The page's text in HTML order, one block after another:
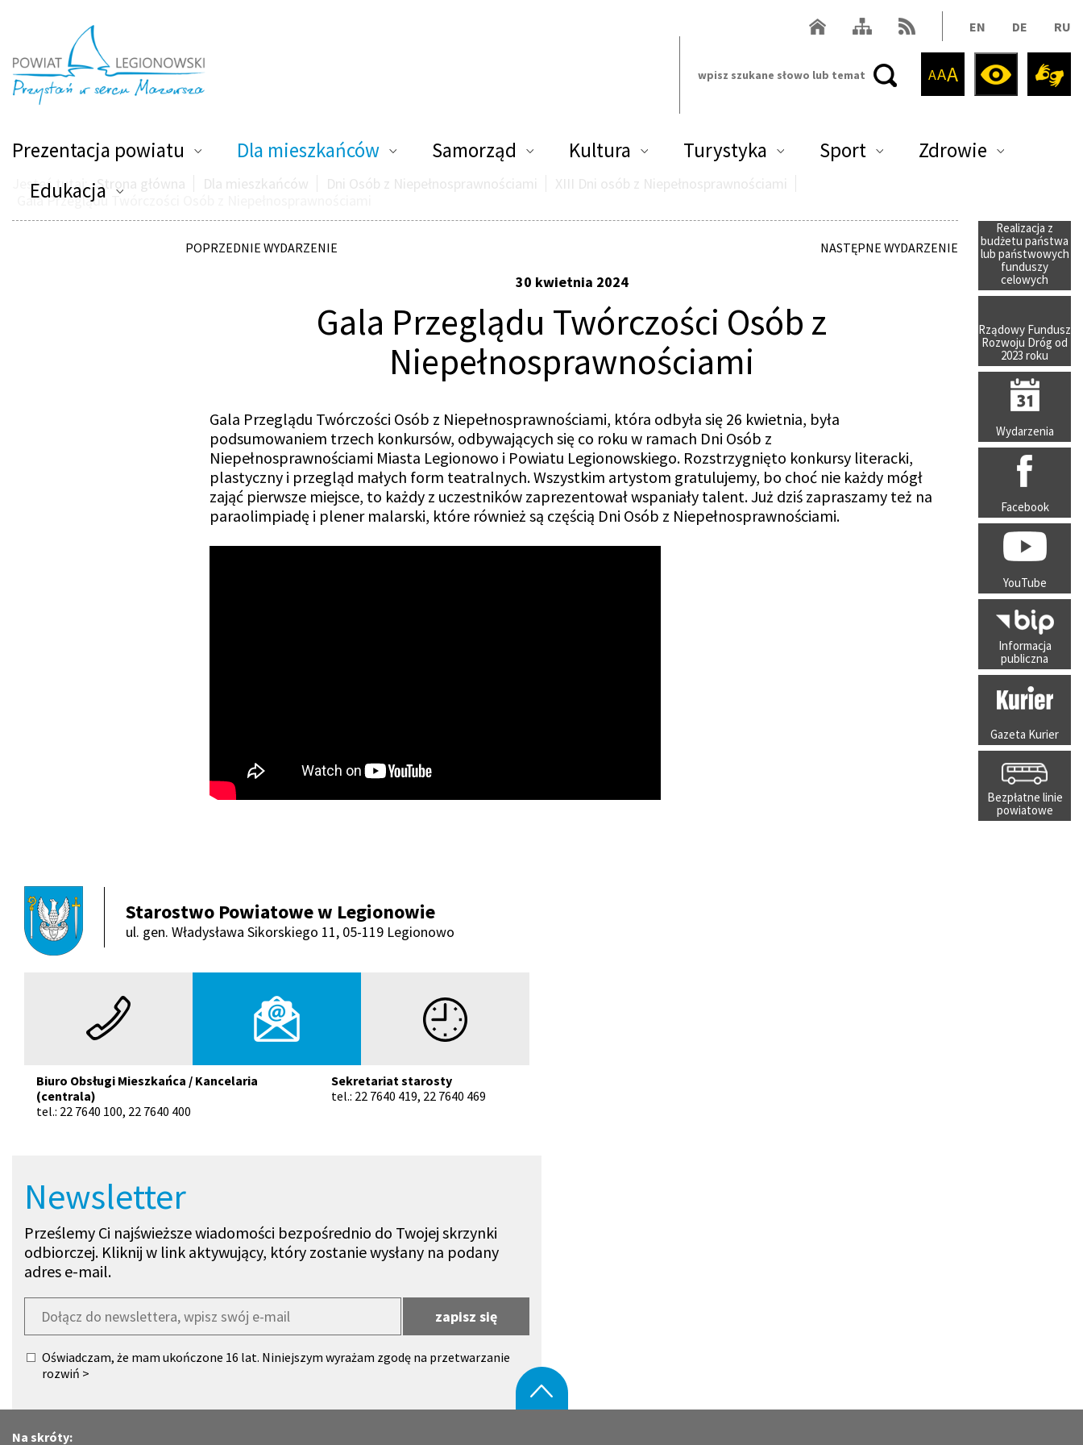
Powiat Legionowski Powrót do strony głównej Powiat Legionowski
Mapa serwisu
RSS EN DE
RU
A
Pomniejsz czcionkę
A
Czcionka
A
Powiększ czionkę
Wersja
Migam
Prezentacja powiatu Dla mieszkańców Samorząd Kultura Turystyka Sport
Zdrowie
Edukacja
Jesteś tutaj: Strona główna Dla mieszkańców Dni Osób z Niepełnosprawnościami
XIII Dni osób z Niepełnosprawnościami
Gala Przeglądu Twórczości Osób z Niepełnosprawnościami
POPRZEDNIE WYDARZENIE NASTĘPNE WYDARZENIE
30 kwietnia 2024
Gala Przeglądu Twórczości Osób z
Niepełnosprawnościami
Gala Przeglądu Twórczości Osób z Niepełnosprawnościami, która odbyła się 26 kwietnia, była
podsumowaniem trzech konkursów, odbywających się co roku w ramach Dni Osób z
Niepełnosprawnościami Miasta Legionowo i Powiatu Legionowskiego. Rozstrzygnięto konkursy literacki,
plastyczny i przegląd małych form teatralnych. Wszystkim artystom gratulujemy, bo choć nie każdy mógł
zająć pierwsze miejsce, to każdy z uczestników zaprezentował wspaniały talent. Już dziś zapraszamy też na
paraolimpiadę i plener malarski, które również są częścią Dni Osób z Niepełnosprawnościami.
Realizacja z
budżetu państwa
lub państwowych
funduszy
celowych
Rządowy Fundusz
Rozwoju Dróg od
2023 roku
Wydarzenia
Facebook
YouTube
Informacja
publiczna
Gazeta Kurier
Bezpłatne linie
powiatowe
Starostwo Powiatowe w Legionowie
ul. gen. Władysława Sikorskiego 11, 05-119 Legionowo
Telefon E-mail Godziny pracy
Biuro Obsługi Mieszkańca / Kancelaria
(centrala)
tel.: 22 7640 100, 22 7640 400
Sekretariat starosty
tel.: 22 7640 419, 22 7640 469
Newsletter
Prześlemy Ci najświeższe wiadomości bezpośrednio do Twojej skrzynki
odbiorczej. Kliknij w link aktywujący, który zostanie wysłany na podany
adres e-mail.
zapisz się
Oświadczam, że mam ukończone 16 lat. Niniejszym wyrażam zgodę na przetwarzanie
przez Powiat Legionowski z siedzibą w Starostwie Powiatowym w Legionowie przy ul.
gen. Władysława Sikorskiego 11 , O5-119 Legionowo moich danych osobowych, zawartych
Powiat Legionowski z siedzibą w Starostwie Powiatowym w Legionowie przy ul. gen.
rozwiń > do góry
Na skróty: